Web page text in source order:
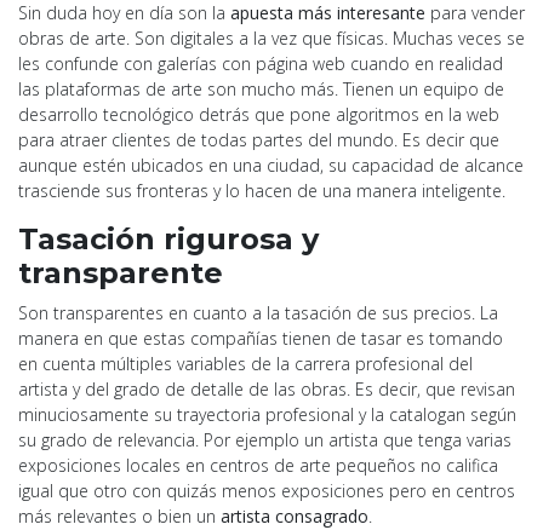
Sin duda hoy en día son la apuesta más interesante para vender
obras de arte. Son digitales a la vez que físicas. Muchas veces se
les confunde con galerías con página web cuando en realidad
las plataformas de arte son mucho más. Tienen un equipo de
desarrollo tecnológico detrás que pone algoritmos en la web
para atraer clientes de todas partes del mundo. Es decir que
aunque estén ubicados en una ciudad, su capacidad de alcance
trasciende sus fronteras y lo hacen de una manera inteligente.
Tasación rigurosa y
transparente
Son transparentes en cuanto a la tasación de sus precios. La
manera en que estas compañías tienen de tasar es tomando
en cuenta múltiples variables de la carrera profesional del
artista y del grado de detalle de las obras. Es decir, que revisan
minuciosamente su trayectoria profesional y la catalogan según
su grado de relevancia. Por ejemplo un artista que tenga varias
exposiciones locales en centros de arte pequeños no califica
igual que otro con quizás menos exposiciones pero en centros
más relevantes o bien un artista consagrado.